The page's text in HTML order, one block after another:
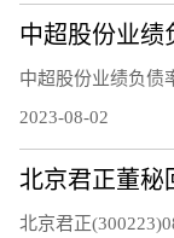
中超股份业绩负债
2023-08-02
北京君正